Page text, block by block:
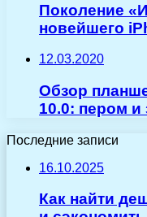
Поколение
новейшего
12.03.2020
Обзор
10.0: пером и
Последние записи
16.10.2025
Как найти